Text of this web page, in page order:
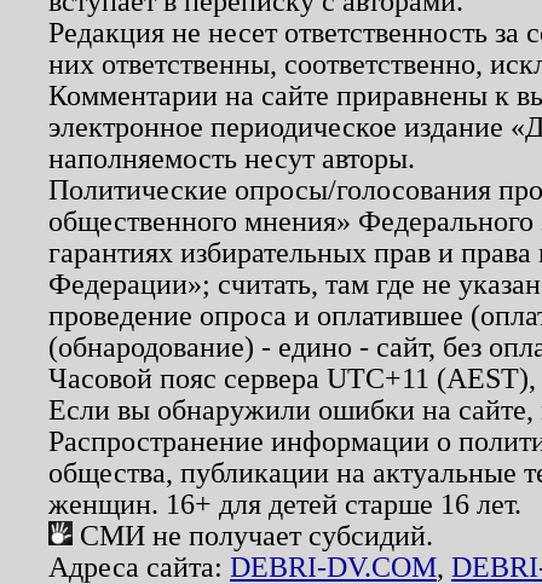
Редакция не несет ответственность
них ответственны, соответственно,
Комментарии на сайте приравнены к
электронное периодическое издание
наполняемость несут авторы.
Политические опросы/голосования
общественного мнения»
гарантиях избирательных прав и
Федерации»; считать, там где не
проведение опроса и оплатившее
(обнародование) - едино - сайт, без
Часовой пояс сервера UTC+11
Если вы обнаружили ошибки на
Распространение информации о
общества, публикации на актуальные
женщин. 16+ для детей старше 16 лет.
СМИ не получает субсидий.
Адреса сайта: DEBRI-DV.COM,